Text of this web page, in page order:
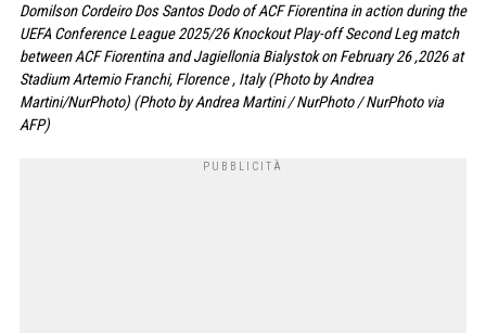
Domilson Cordeiro Dos Santos Dodo of ACF Fiorentina in action during the
UEFA Conference League 2025/26 Knockout Play-off Second Leg match
between ACF Fiorentina and Jagiellonia Bialystok on February 26 ,2026 at
Stadium Artemio Franchi, Florence , Italy (Photo by Andrea
Martini/NurPhoto) (Photo by Andrea Martini / NurPhoto / NurPhoto via
AFP)